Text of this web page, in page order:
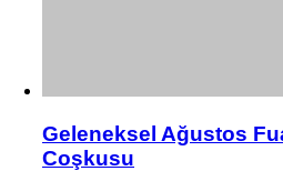
Geleneksel Ağustos
Coşkusu